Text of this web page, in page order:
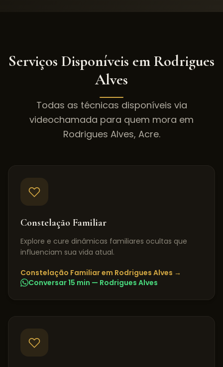
Serviços Disponíveis emRodrigues
Alves
Todas as técnicas disponíveis via
videochamada para quem mora em
Rodrigues Alves, Acre.
Constelação Familiar
Explore e cure dinâmicas familiares ocultas que
influenciam sua vida atual.
Constelação Familiarem Rodrigues Alves →
Conversar 15 min — Rodrigues Alves